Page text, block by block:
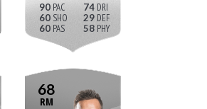
90
60
60
74
29
58
68
RM